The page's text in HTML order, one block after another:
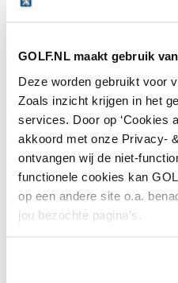
GOLF.NL maakt gebruik
Deze worden gebruikt voor
Zoals inzicht krijgen in het
services. Door op ‘Cookies
akkoord met onze Privacy-
ontvangen wij de niet-
functionele cookies kan
op een andere site o.a.
jou bezochte pagina’s.
Gerelateerd
Wat
de
grand
en alle